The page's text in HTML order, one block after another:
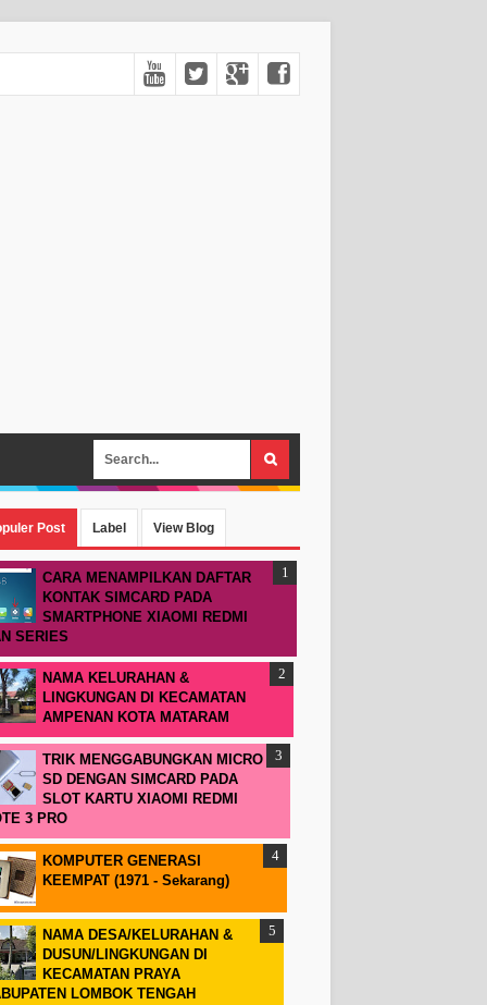
Post Label View Blog
CARA MENAMPILKAN DAFTAR
KONTAK SIMCARD PADA
SMARTPHONE XIAOMI REDMI
SERIES
NAMA KELURAHAN &
LINGKUNGAN DI KECAMATAN
AMPENAN KOTA MATARAM
TRIK MENGGABUNGKAN MICRO
SD DENGAN SIMCARD PADA
SLOT KARTU XIAOMI REDMI
3 PRO
KOMPUTER GENERASI
KEEMPAT (1971 - Sekarang)
NAMA DESA/KELURAHAN &
DUSUN/LINGKUNGAN DI
KECAMATAN PRAYA
LOMBOK TENGAH